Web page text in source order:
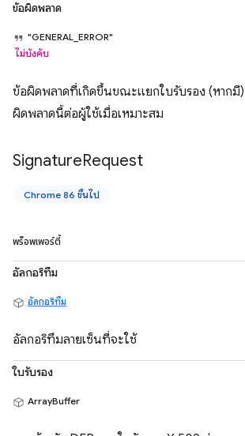
ข้อผิดพลาด
"GENERAL_ERROR"
ไม่บังคับ
ข้อผิดพลาดที่เกิดขึ้นขณะแยกใบรับรอง (หากมี
ผิดพลาดนี้ต่อผู้ใช้เมื่อเหมาะสม
SignatureRequest
Chrome 86 ขึ้นไป
พร็อพเพอร์ตี้
อัลกอริทึม
อัลกอริทึม
อัลกอริทึมลายเซ็นที่จะใช้
ใบรับรอง
ArrayBuffer